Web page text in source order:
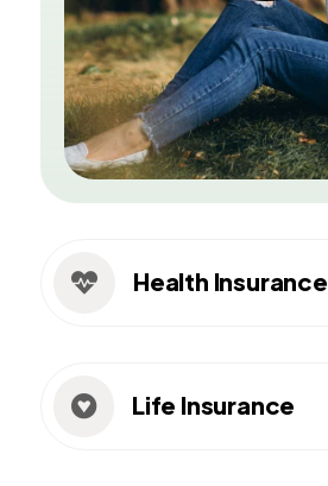
 Health Insurance
 Life Insurance